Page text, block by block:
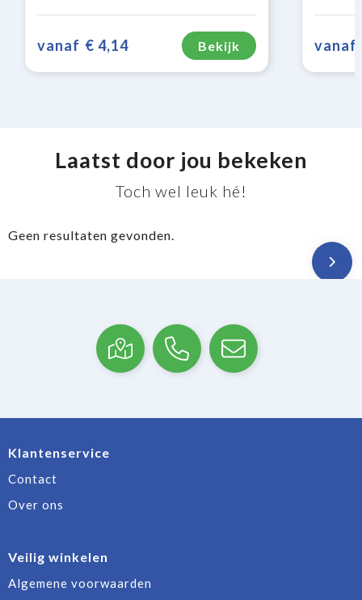
vanaf € 4,14 Bekijk vanaf
Laatst door jou bekeken
Toch wel leuk hé!
Geen resultaten gevonden.
Klantenservice
Contact
Over ons
Veilig winkelen
Algemene voorwaarden